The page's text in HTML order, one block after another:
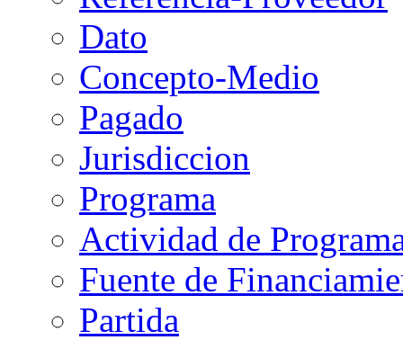
Dato
Concepto-Medio
Pagado
Jurisdiccion
Programa
Actividad de
Fuente de
Partida